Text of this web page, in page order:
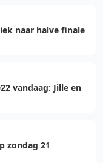
naar halve finale
vandaag: Jille en
zondag 21